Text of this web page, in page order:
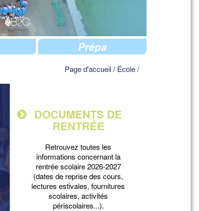
Prépa
Page d'accueil/ École/
DOCUMENTS DE
RENTRÉE
Retrouvez toutes les
informations concernant la
rentrée scolaire 2026-2027
(dates de reprise des cours,
lectures estivales, fournitures
scolaires, activités
périscolaires...).